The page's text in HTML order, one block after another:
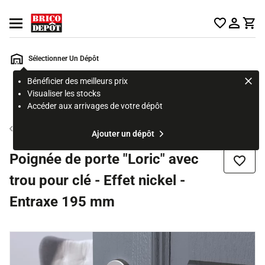
Ouvrir le menu
Sélectionner Un Dépôt
Bénéficier des meilleurs prix
Visualiser les stocks
Accéder aux arrivages de votre dépôt
Ajouter un dépôt
Rechercher
page
Poignée de porte intérieure
Poignée de porte "Loric" avec
trou pour clé - Effet nickel -
Entraxe 195 mm